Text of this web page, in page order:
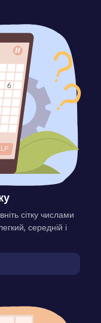
сітку числами
середній і